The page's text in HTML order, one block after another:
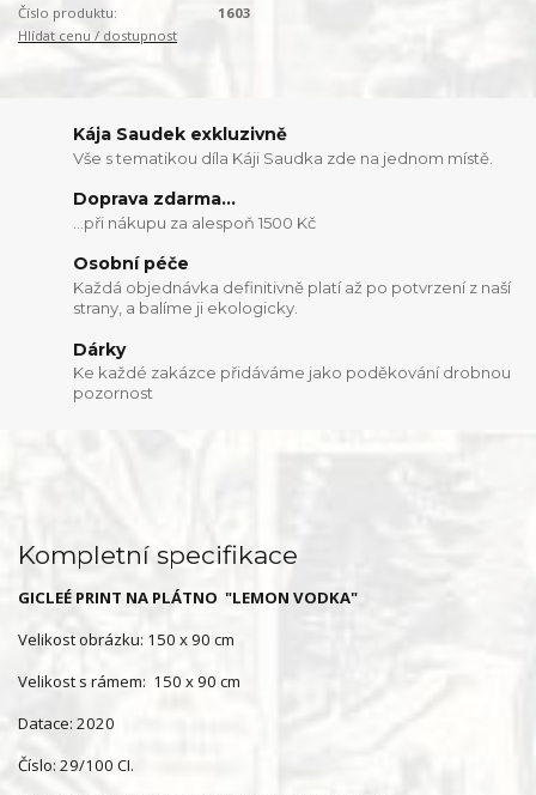
Číslo produktu:
1603
Hlídat cenu / dostupnost
Kája Saudek exkluzivně
Vše s tematikou díla Káji Saudka zde na jednom místě.
Doprava zdarma...
...při nákupu za alespoň 1500 Kč
Osobní péče
Každá objednávka definitivně platí až po potvrzení z naší
strany, a balíme ji ekologicky.
Dárky
Ke každé zakázce přidáváme jako poděkování drobnou
pozornost
Kompletní specifikace
GICLEÉ PRINT NA PLÁTNO "LEMON VODKA"
Velikost obrázku: 150 x 90 cm
Velikost s rámem: 150 x 90 cm
Datace: 2020
Číslo: 29/100 CI.